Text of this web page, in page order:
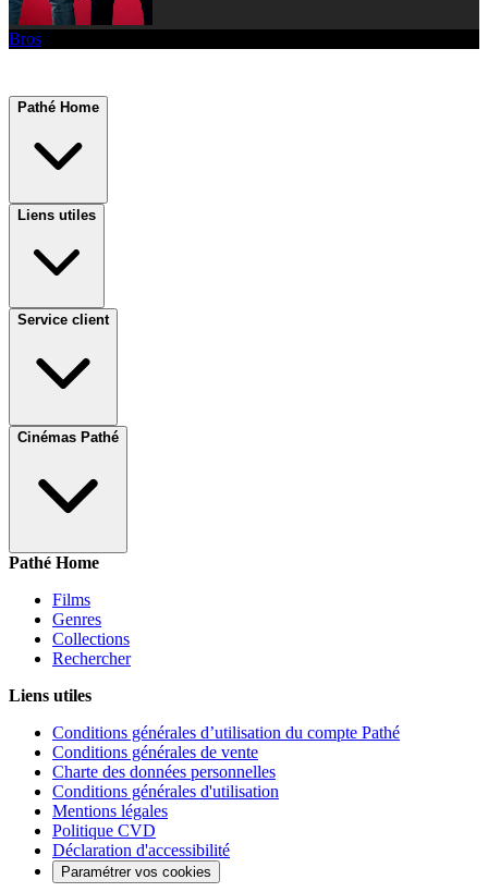
Bros
Pathé Home
Liens utiles
Service client
Cinémas Pathé
Pathé Home
Films
Genres
Collections
Rechercher
Liens utiles
Conditions générales d’utilisation du compte Pathé
Conditions générales de vente
Charte des données personnelles
Conditions générales d'utilisation
Mentions légales
Politique CVD
Déclaration d'accessibilité
Paramétrer vos cookies